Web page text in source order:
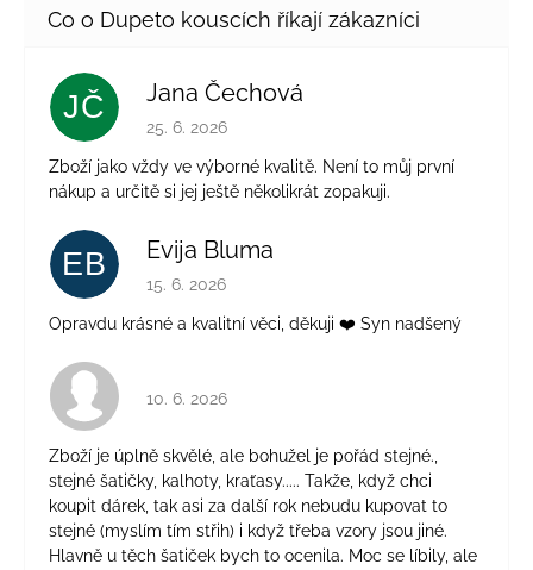
JČ Jana Čechová
Hodnocení obchodu je 5 z 5 hvězdiček.
25. 6. 2026
Zboží jako vždy ve výborné kvalitě. Není to můj první
nákup a určitě si jej ještě několikrát zopakuji.
EB Evija Bluma
Hodnocení obchodu je 5 z 5 hvězdiček.
15. 6. 2026
Opravdu krásné a kvalitní věci, děkuji ❤️ Syn nadšený
Hodnocení obchodu je 4 z 5 hvězdiček.
10. 6. 2026
Zboží je úplně skvělé, ale bohužel je pořád stejné.,
stejné šatičky, kalhoty, kraťasy..... Takže, když chci
koupit dárek, tak asi za další rok nebudu kupovat to
stejné (myslím tím střih) i když třeba vzory jsou jiné.
Hlavně u těch šatiček bych to ocenila. Moc se líbily, ale